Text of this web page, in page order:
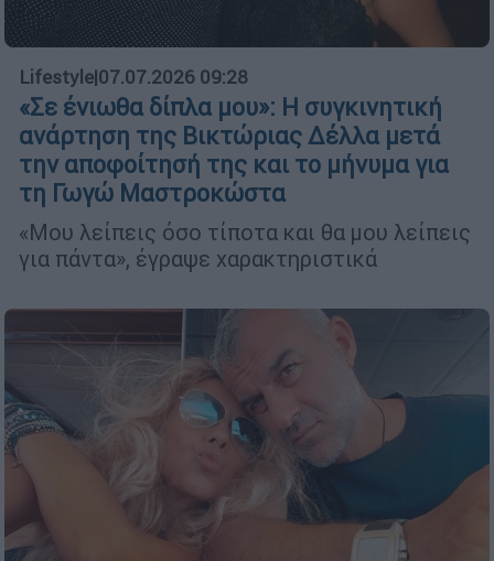
Lifestyle|07.07.2026 09:28
«Σε ένιωθα δίπλα μου»: Η συγκινητική
ανάρτηση της Βικτώριας Δέλλα μετά
την αποφοίτησή της και το μήνυμα για
τη Γωγώ Μαστροκώστα
«Μου λείπεις όσο τίποτα και θα μου λείπεις
για πάντα», έγραψε χαρακτηριστικά